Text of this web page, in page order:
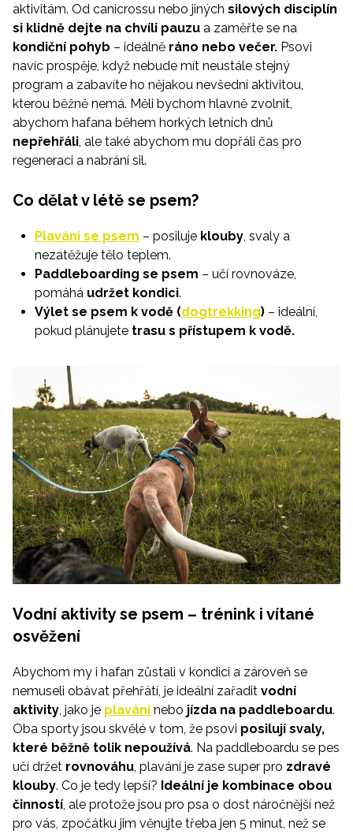
aktivitám. Od canicrossu nebo jiných silových disciplín
si klidně dejte na chvíli pauzu a zaměřte se na
kondiční pohyb – ideálně ráno nebo večer. Psovi
navíc prospěje, když nebude mít neustále stejný
program a zabavíte ho nějakou nevšední aktivitou,
kterou běžně nemá. Měli bychom hlavně zvolnit,
abychom hafana během horkých letních dnů
nepřehřáli , ale také abychom mu dopřáli čas pro
regeneraci a nabrání sil.
Co dělat v létě se psem?
Plavání se psem – posiluje klouby , svaly a
nezatěžuje tělo teplem.
Paddleboarding se psem – učí rovnováze,
pomáhá udržet kondici.
Výlet se psem k vodě (dogtrekking) – ideální,
pokud plánujete trasu s přístupem k vodě.
Vodní aktivity se psem – trénink i vítané
osvěžení
Abychom my i hafan zůstali v kondici a zároveň se
nemuseli obávat přehřátí, je ideální zařadit vodní
aktivity, jako je plavání nebo jízda na paddleboardu.
Oba sporty jsou skvělé v tom, že psovi posilují svaly,
které běžně tolik nepoužívá. Na paddleboardu se pes
učí držet rovnováhu, plavání je zase super pro zdravé
klouby. Co je tedy lepší? Ideální je kombinace obou
činností, ale protože jsou pro psa o dost náročnější než
pro vás, zpočátku jim věnujte třeba jen 5 minut, než se